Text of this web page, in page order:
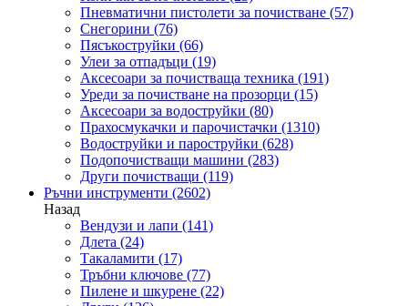
Пневматични пистолети за почистване (57)
Снегорини (76)
Пясъкоструйки (66)
Улеи за отпадъци (19)
Аксесоари за почистваща техника (191)
Уреди за почистване на прозорци (15)
Аксесоари за водоструйки (80)
Прахосмукачки и парочистачки (1310)
Водоструйки и пароструйки (628)
Подопочистващи машини (283)
Други почистващи (119)
Ръчни инструменти (2602)
Назад
Вендузи и лапи (141)
Длета (24)
Такаламити (17)
Тръбни ключове (77)
Пилене и шкурене (22)